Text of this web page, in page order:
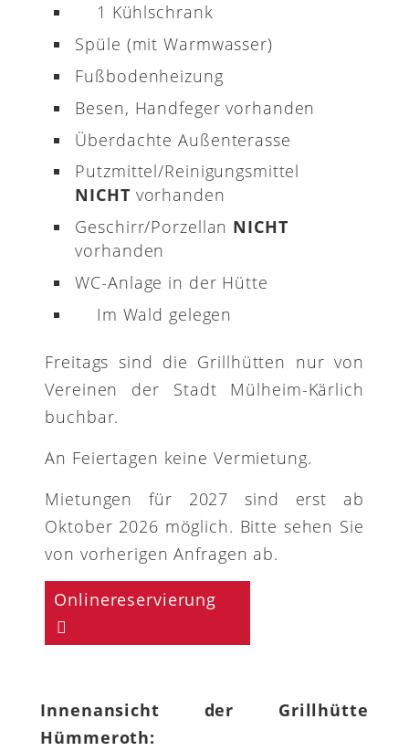
1 Kühlschrank
Spüle (mit Warmwasser)
Fußbodenheizung
Besen, Handfeger vorhanden
Überdachte Außenterasse
Putzmittel/Reinigungsmittel
NICHT vorhanden
Geschirr/Porzellan NICHT
vorhanden
WC-Anlage in der Hütte
Im Wald gelegen
Freitags sind die Grillhütten nur von
Vereinen der Stadt Mülheim-Kärlich
buchbar.
An Feiertagen keine Vermietung.
Mietungen für 2027 sind erst ab
Oktober 2026 möglich. Bitte sehen Sie
von vorherigen Anfragen ab.
Onlinereservierung
Innenansicht der Grillhütte
Hümmeroth: